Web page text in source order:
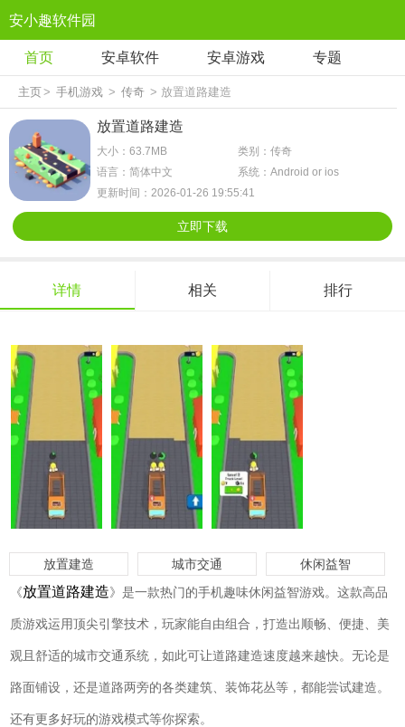
安小趣软件园
首页 安卓软件 安卓游戏 专题
主页> 手机游戏 > 传奇 > 放置道路建造
放置道路建造
大小：63.7MB
类别：传奇
语言：简体中文
系统：Android or ios
更新时间：2026-01-26 19:55:41
立即下载
详情 相关 排行
放置建造 城市交通
休闲益智
《放置道路建造》是一款热门的手机趣味休闲益智游戏。这款高品
质游戏运用顶尖引擎技术，玩家能自由组合，打造出顺畅、便捷、美
观且舒适的城市交通系统，如此可让道路建造速度越来越快。无论是
路面铺设，还是道路两旁的各类建筑、装饰花丛等，都能尝试建造。
还有更多好玩的游戏模式等你探索。